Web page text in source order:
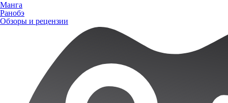
Манга
Ранобэ
Обзоры и рецензии